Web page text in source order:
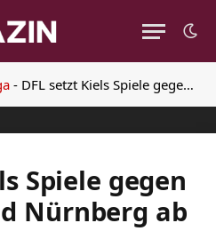
- DFL setzt Kiels Spiele gegen Hannover und Nürnberg ab
Spiele gegen
Nürnberg ab